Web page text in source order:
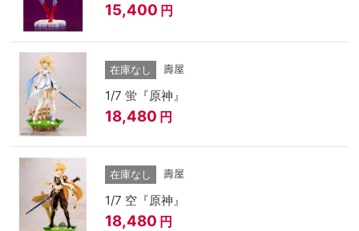
15,400 円
在庫なし 壽屋
1/7 蛍『原神』
18,480 円
在庫なし 壽屋
1/7 空『原神』
18,480 円